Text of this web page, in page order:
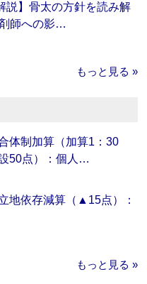
説】骨太の方針を読み解
師への影…
もっと見る »
体制加算（加算1：30
50点）：個人…
地依存減算（▲15点）：
もっと見る »